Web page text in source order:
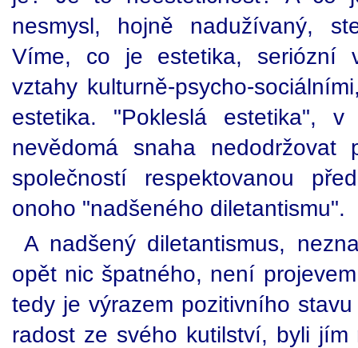
nesmysl, hojně nadužívaný,
Víme, co je estetika, seriózní
vztahy kulturně-psycho-
estetika. "Pokleslá estetika",
nevědomá snaha nedodržovat
společností respektovanou
onoho "nadšeného diletantismu".
A nadšený diletantismus,
opět nic špatného, není
tedy je výrazem pozitivního
radost ze svého kutilství, byli